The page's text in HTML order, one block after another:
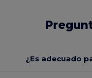
¿Es adecuado